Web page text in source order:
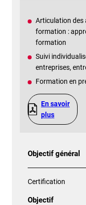
Articulation des
formation :
formation
Suivi
entreprises,
Formation en
En savoir
plus
Objectif général
Certification
Objectif